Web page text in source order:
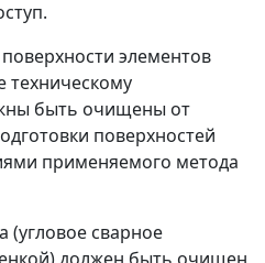
элементов
техническому
быть очищены от
поверхностей
применяемого метода
(угловое сварное